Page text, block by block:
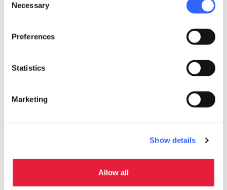
Selection
Necessary
Preferences
Statistics
Marketing
Show details
Allow all
Madonna del Voto a Siena